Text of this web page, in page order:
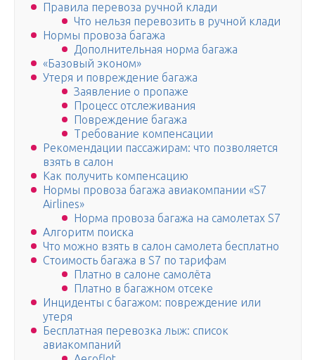
Правила перевоза ручной клади
Что нельзя перевозить в ручной клади
Нормы провоза багажа
Дополнительная норма багажа
«Базовый эконом»
Утеря и повреждение багажа
Заявление о пропаже
Процесс отслеживания
Повреждение багажа
Требование компенсации
Рекомендации пассажирам: что позволяется
взять в салон
Как получить компенсацию
Нормы провоза багажа авиакомпании «S7
Airlines»
Норма провоза багажа на самолетах S7
Алгоритм поиска
Что можно взять в салон самолета бесплатно
Стоимость багажа в S7 по тарифам
Платно в салоне самолёта
Платно в багажном отсеке
Инциденты с багажом: повреждение или
утеря
Бесплатная перевозка лыж: список
авиакомпаний